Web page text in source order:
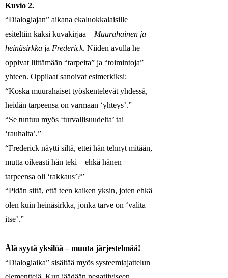
Kuvio 2.
“Dialogiajan” aikana ekaluokkalaisille
esiteltiin kaksi kuvakirjaa – Muurahainen ja
heinäsirkka ja Frederick. Niiden avulla he
oppivat liittämään “tarpeita” ja “toimintoja”
yhteen. Oppilaat sanoivat esimerkiksi:
“Koska muurahaiset työskentelevät yhdessä,
heidän tarpeensa on varmaan ‘yhteys’.”
“Se tuntuu myös ‘turvallisuudelta’ tai
‘rauhalta’.”
“Frederick näytti siltä, ettei hän tehnyt mitään,
mutta oikeasti hän teki – ehkä hänen
tarpeensa oli ‘rakkaus’?”
“Pidän siitä, että teen kaiken yksin, joten ehkä
olen kuin heinäsirkka, jonka tarve on ‘valita
itse’.”
Älä syytä yksilöä – muuta järjestelmää!
“Dialogiaika” sisältää myös systeemiajattelun